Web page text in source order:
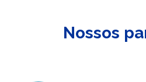
Nossos